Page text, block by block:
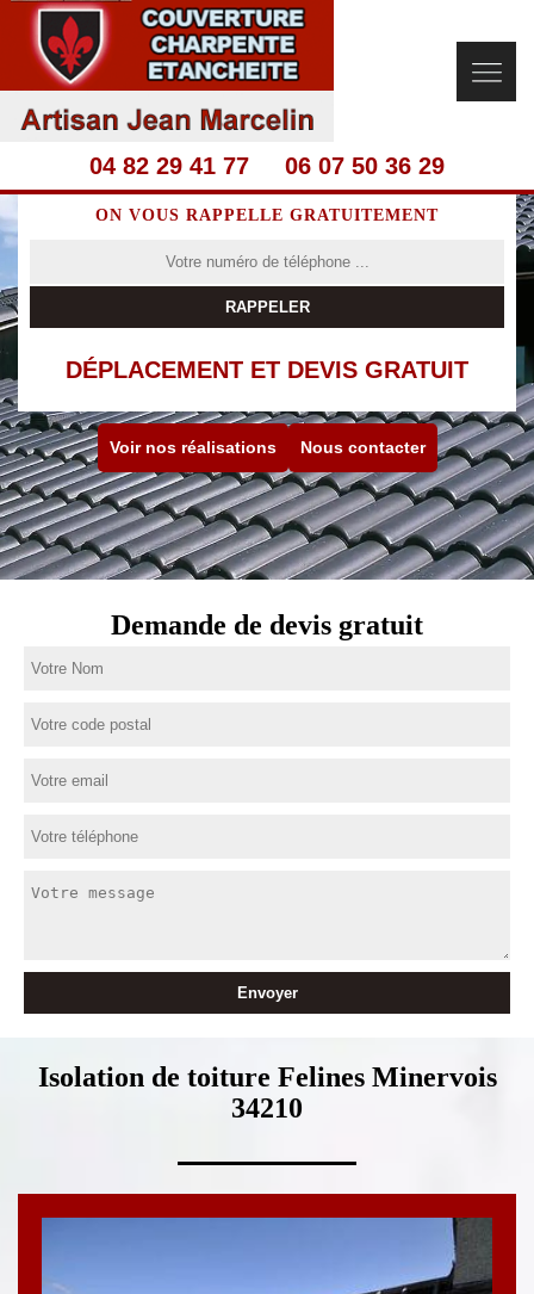
04 82 29 41 77 06 07 50 36 29
ON VOUS RAPPELLE GRATUITEMENT
DÉPLACEMENT ET DEVIS GRATUIT
Voir nos réalisations Nous contacter
Demande de devis gratuit
Isolation de toiture Felines Minervois
34210